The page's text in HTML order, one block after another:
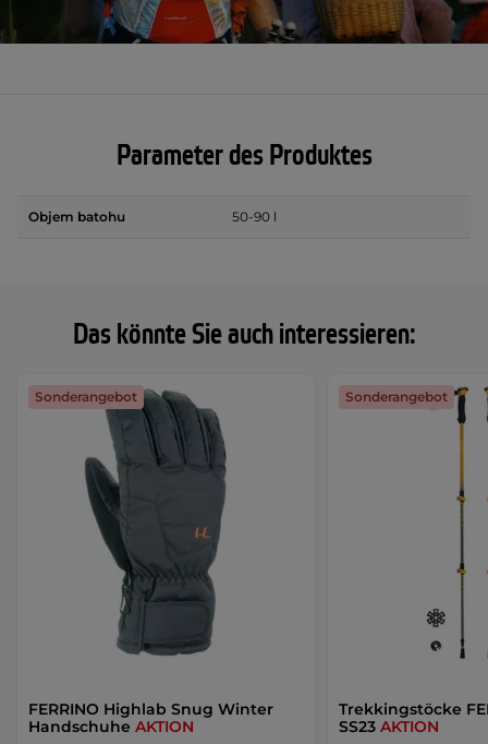
Das könnte Sie auch interessieren:
FERRINO Highlab Snug Winter
Handschuhe AKTION
Sonderangebot
Trekkingstöcke
SS23AKTION
Sonderangebot
Parameter des Produktes
Objem batohu 50-90 l